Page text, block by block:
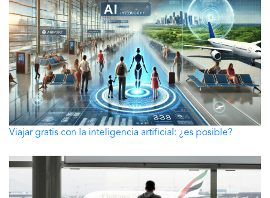
Viajar gratis con la inteligencia artificial: ¿es posible?